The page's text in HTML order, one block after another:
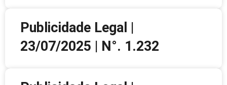
Publicidade Legal |
23/07/2025 | N°. 1.232